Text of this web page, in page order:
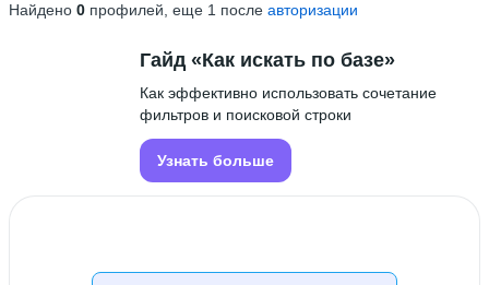
Найдено 0 профилей, еще 1 после авторизации
Гайд «Как искать по базе»
Как эффективно использовать сочетание
фильтров и поисковой строки
Узнать больше